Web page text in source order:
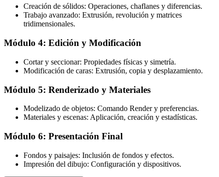
Creación de sólidos: Operaciones, chaflanes y diferencias.
Trabajo avanzado: Extrusión, revolución y matrices
tridimensionales.
Módulo 4: Edición y Modificación
Cortar y seccionar: Propiedades físicas y simetría.
Modificación de caras: Extrusión, copia y desplazamiento.
Módulo 5: Renderizado y Materiales
Modelizado de objetos: Comando Render y preferencias.
Materiales y escenas: Aplicación, creación y estadísticas.
Módulo 6: Presentación Final
Fondos y paisajes: Inclusión de fondos y efectos.
Impresión del dibujo: Configuración y dispositivos.